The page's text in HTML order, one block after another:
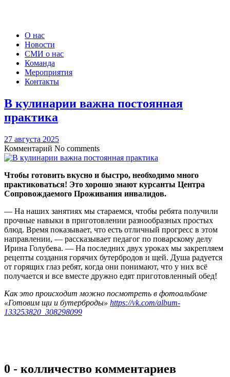
О нас
Новости
СМИ о нас
Команда
Мероприятия
Контакты
В кулинарии важна постоянная
практика
27 августа 2025
Комментарий No comments
Чтобы готовить вкусно и быстро, необходимо много
практиковаться! Это хорошо знают курсанты Центра
Сопровождаемого Проживания инвалидов.
— На наших занятиях мы стараемся, чтобы ребята получили
прочные навыки в приготовлении разнообразных простых
блюд. Время показывает, что есть отличный прогресс в этом
направлении, — рассказывает педагог по поварскому делу
Ирина Голубева. — На последних двух уроках мы закрепляем
рецепты создания горячих бутербродов и щей. Душа радуется
от горящих глаз ребят, когда они понимают, что у них всё
получается и все вместе дружно едят приготовленный обед!
Как это происходит можно посмотреть в фотоальбоме
«Готовим щи и бутерброды» https://vk.com/album-
133253820_308298099
0 - колличество комментариев